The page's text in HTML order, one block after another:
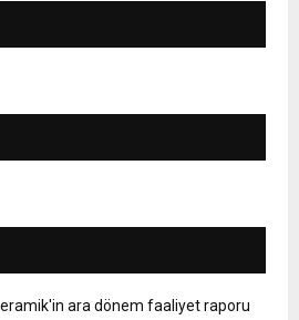
ara dönem faaliyet raporu